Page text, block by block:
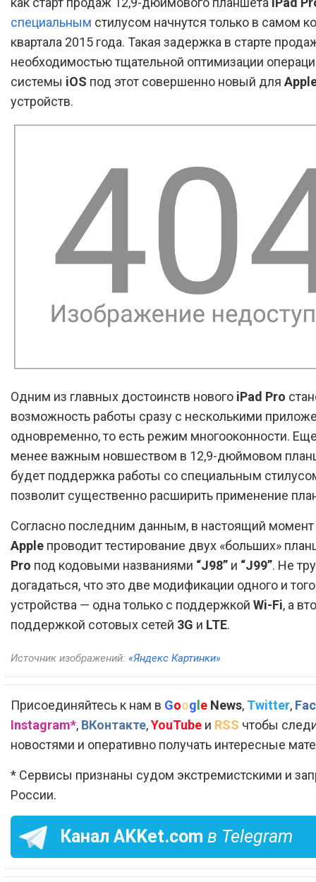
специальным стилусом начнутся только в самом
квартала 2015 года. Такая задержка в старте
необходимостью тщательной оптимизации
системы iOS под этот совершенно новый для
устройств.
Одним из главных достоинств нового iPad Pro
возможность работы сразу с несколькими
одновременно, то есть режим многооконности.
менее важным новшеством в 12,9-дюймовом
будет поддержка работы со специальным
позволит существенно расширить применение
Согласно последним данным, в настоящий момент
Apple проводит тестирование двух «больших»
Pro под кодовыми названиями “J98” и “J99”. Не
догадаться, что это две модификации одного и
устройства — одна только с поддержкой Wi-Fi, а
поддержкой сотовых сетей 3G и LTE.
Источник изображений: «Яндекс Картинки»
Присоединяйтесь к нам в Goog e News, Twitter,
Instagram*, ВКонтакте,YouTube и RSS чтобы
новостями и оперативно получать интересные
* Сервисы признаны судом экстремистскими и
России.
Канал AKKet.com в Telegram